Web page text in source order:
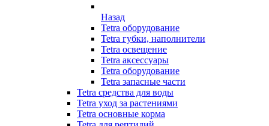
Назад
Tetra оборудование
Tetra губки, наполнители
Tetra освещение
Tetra аксессуары
Tetra оборудование
Tetra запасные части
Tetra средства для воды
Tetra уход за растениями
Tetra основные корма